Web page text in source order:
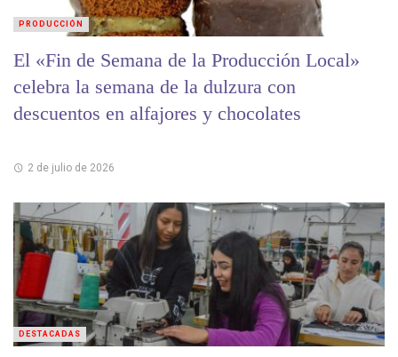
El «Fin de Semana de la Producción Local»
celebra la semana de la dulzura con
descuentos en alfajores y chocolates
2 de julio de 2026
PRODUCCIÓN
DESTACADAS